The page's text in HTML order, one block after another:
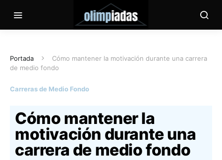
Portada
Cómo mantener la motivación durante una carrera
de medio fondo
Carreras de Medio Fondo
Cómo mantener la
motivación durante una
carrera de medio fondo